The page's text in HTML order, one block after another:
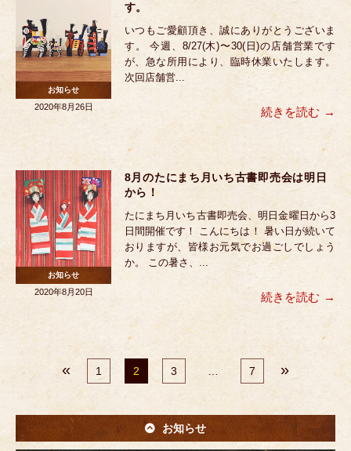
す。
いつもご愛顧頂き、誠にありがとうございま
す。 今週、8/27(木)〜30(日)の店舗営業です
が、急な所用により、臨時休業いたします。
次回店舗営...
続きを読む
お知らせ
2020年8月26日
8月のたにまち月いち古書即売会は明日
から！
たにまち月いち古書即売会、明日金曜日から3
日間開催です！ こんにちは！ 暑い日が続いて
おりますが、皆様お元気でお過ごしでしょう
か。 この暑さ、...
続きを読む
お知らせ
2020年8月20日
« 1 2 3 … 7 »
お知らせ